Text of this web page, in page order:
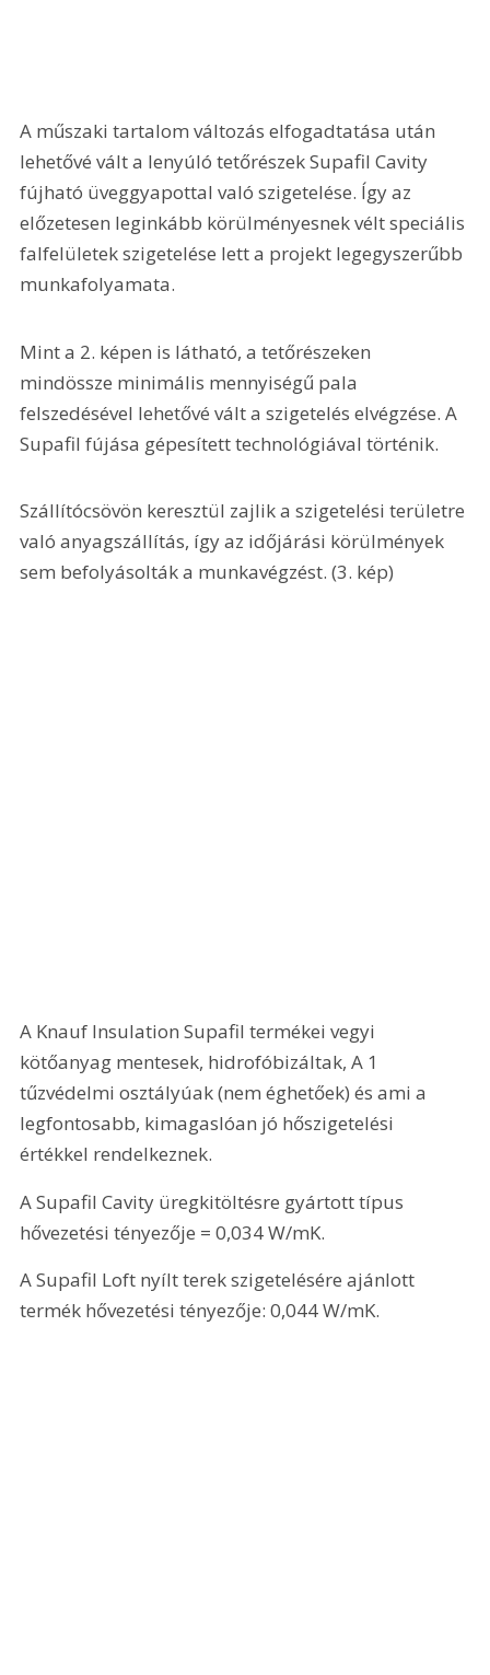
A műszaki tartalom változás elfogadtatása után
lehetővé vált a lenyúló tetőrészek Supafil Cavity
fújható üveggyapottal való szigetelése. Így az
előzetesen leginkább körülményesnek vélt speciális
falfelületek szigetelése lett a projekt legegyszerűbb
munkafolyamata.
Mint a 2. képen is látható, a tetőrészeken
mindössze minimális mennyiségű pala
felszedésével lehetővé vált a szigetelés elvégzése. A
Supafil fújása gépesített technológiával történik.
Szállítócsövön keresztül zajlik a szigetelési területre
való anyagszállítás, így az időjárási körülmények
sem befolyásolták a munkavégzést. (3. kép)
A Knauf Insulation Supafil termékei vegyi
kötőanyag mentesek, hidrofóbizáltak, A 1
tűzvédelmi osztályúak (nem éghetőek) és ami a
legfontosabb, kimagaslóan jó hőszigetelési
értékkel rendelkeznek.
A Supafil Cavity üregkitöltésre gyártott típus
hővezetési tényezője = 0,034 W/mK.
A Supafil Loft nyílt terek szigetelésére ajánlott
termék hővezetési tényezője: 0,044 W/mK.